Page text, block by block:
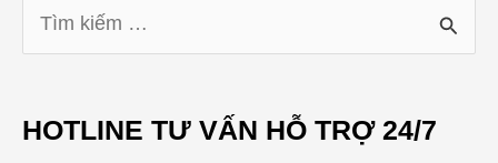
HOTLINE TƯ VẤN HỖ TRỢ 24/7